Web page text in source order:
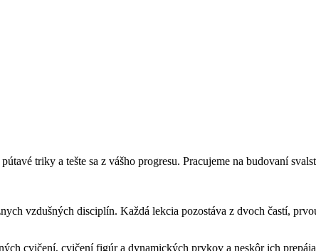
triky a tešte sa z vášho progresu. Pracujeme na budovaní
vzdušných disciplín. Každá lekcia pozostáva z dvoch častí,
cvičení, cvičení figúr a dynamických prvkov a neskôr ich